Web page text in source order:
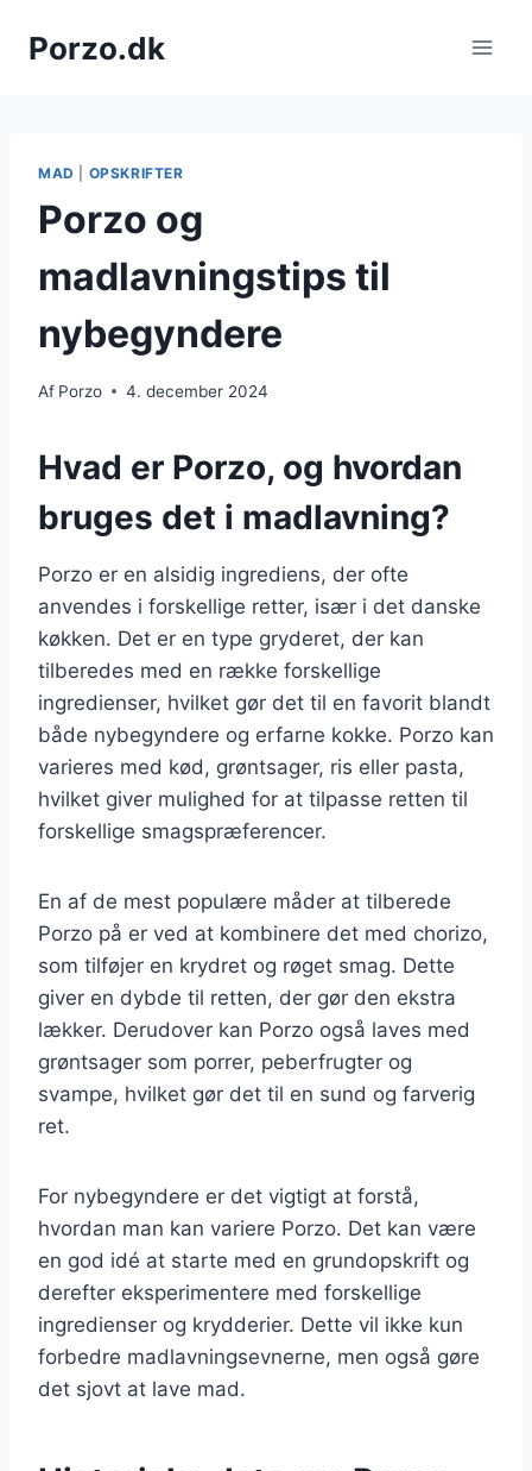
Porzo.dk
MAD OPSKRIFTER
Porzo og
madlavningstips til
nybegyndere
Af Porzo 4. december 2024
Hvad er Porzo, og hvordan
bruges det i madlavning?
Porzo er en alsidig ingrediens, der ofte
anvendes i forskellige retter, især i det danske
køkken. Det er en type gryderet, der kan
tilberedes med en række forskellige
ingredienser, hvilket gør det til en favorit blandt
både nybegyndere og erfarne kokke. Porzo kan
varieres med kød, grøntsager, ris eller pasta,
hvilket giver mulighed for at tilpasse retten til
forskellige smagspræferencer.
En af de mest populære måder at tilberede
Porzo på er ved at kombinere det med chorizo,
som tilføjer en krydret og røget smag. Dette
giver en dybde til retten, der gør den ekstra
lækker. Derudover kan Porzo også laves med
grøntsager som porrer, peberfrugter og
svampe, hvilket gør det til en sund og farverig
ret.
For nybegyndere er det vigtigt at forstå,
hvordan man kan variere Porzo. Det kan være
en god idé at starte med en grundopskrift og
derefter eksperimentere med forskellige
ingredienser og krydderier. Dette vil ikke kun
forbedre madlavningsevnerne, men også gøre
det sjovt at lave mad.